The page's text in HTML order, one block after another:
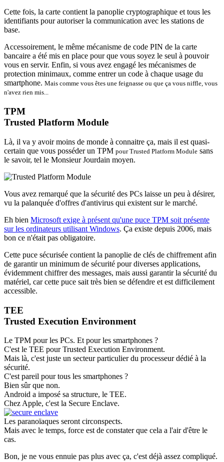
Cette fois, la carte contient la panoplie cryptographique et tous les
identifiants pour autoriser la communication avec les stations de
base.
Accessoirement, le même mécanisme de code PIN de la carte
bancaire a été mis en place pour que vous soyez le seul à pouvoir
vous en servir. Enfin, si vous avez engagé les mécanismes de
protection minimaux, comme entrer un code à chaque usage du
smartphone. Mais comme vous êtes une feignasse ou que ça vous niffle, vous
n'avez rien mis...
TPM
Trusted Platform Module
Là, il va y avoir moins de monde à connaitre ça, mais il est quasi-
certain que vous posséder un TPM pour Trusted Platform Module sans
le savoir, tel le Monsieur Jourdain moyen.
Vous avez remarqué que la sécurité des PCs laisse un peu à désirer,
vu la palanquée d'offres d'antivirus qui existent sur le marché.
Eh bien Microsoft exige à présent qu'une puce TPM soit présente
sur les ordinateurs utilisant Windows. Ça existe depuis 2006, mais
bon ce n'était pas obligatoire.
Cette puce sécurisée contient la panoplie de clés de chiffrement afin
de garantir un minimum de sécurité pour diverses applications,
évidemment chiffrer des messages, mais aussi garantir la sécurité du
matériel, car cette puce sait très bien se défendre et est difficilement
accessible.
TEE
Trusted Execution Environment
Le TPM pour les PCs. Et pour les smartphones ?
C'est le TEE pour Trusted Execution Environment.
Mais là, c'est juste un secteur particulier du processeur dédié à la
sécurité.
C'est pareil pour tous les smartphones ?
Bien sûr que non.
Android a imposé sa structure, le TEE.
Chez Apple, c'est la Secure Enclave.
Les paranoïaques seront circonspects.
Mais avec le temps, force est de constater que cela a l'air d'être le
cas.
Bon, je ne vous ennuie pas plus avec ça, c'est déjà assez compliqué.